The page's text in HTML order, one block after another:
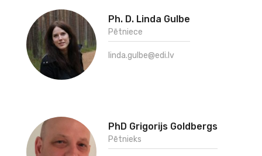
Ph. D. Linda Gulbe
Pētniece
linda.gulbe@edi.lv
PhD Grigorijs Goldbergs
Pētnieks